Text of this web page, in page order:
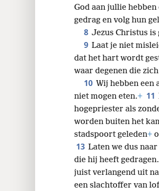
God aan jullie
gedrag en volg hun
8 Jezus Christus is
9 Laat je niet
dat het hart wordt
waar degenen die
10 Wij hebben een
niet mogen eten.+ 11
hogepriester als
worden buiten het
stadspoort geleden+
13 Laten we dus
die hij heeft gedragen.
juist verlangend uit
een slachtoffer van